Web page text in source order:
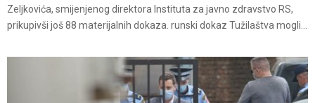
Zeljkovića, smijenjenog direktora Instituta za javno zdravstvo RS,
prikupivši još 88 materijalnih dokaza. runski dokaz Tužilaštva mogli...